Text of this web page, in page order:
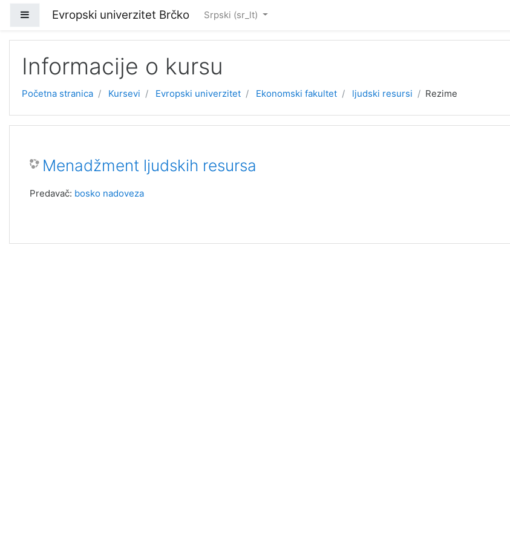
Bočni panel
Evropski univerzitet Brčko Srpski ‎(sr_lt)‎
Informacije o kursu
Početna stranica Kursevi Evropski univerzitet Ekonomski fakultet ljudski resursi Rezime
Menadžment ljudskih resursa
Predavač: bosko nadoveza